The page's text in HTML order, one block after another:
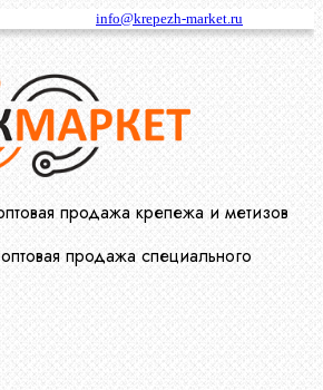
info@krepezh-market.ru
продажа крепежа и метизов
продажа специального